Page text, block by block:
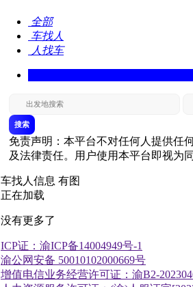
全部
车找人
人找车
搜索
免责声明：本平台不对任何人提供任
及法律责任。用户使用本平台即视为同
车找人信息 有图
正在加载
没有更多了
ICP证：渝ICP备14004949号-1
渝公网安备 50010102000669号
增值电信业务经营许可证：渝B2-